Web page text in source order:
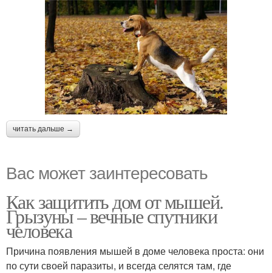
читать дальше →
Вас может заинтересовать
Как защитить дом от мышей.
Грызуны – вечные спутники
человека
Причина появления мышей в доме человека проста: они
по сути своей паразиты, и всегда селятся там, где